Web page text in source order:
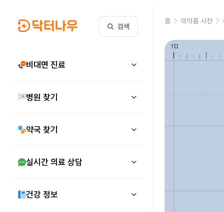
검색
비대면 진료
병원 찾기
약국 찾기
실시간 의료 상담
건강 정보
홈 의약품 사전